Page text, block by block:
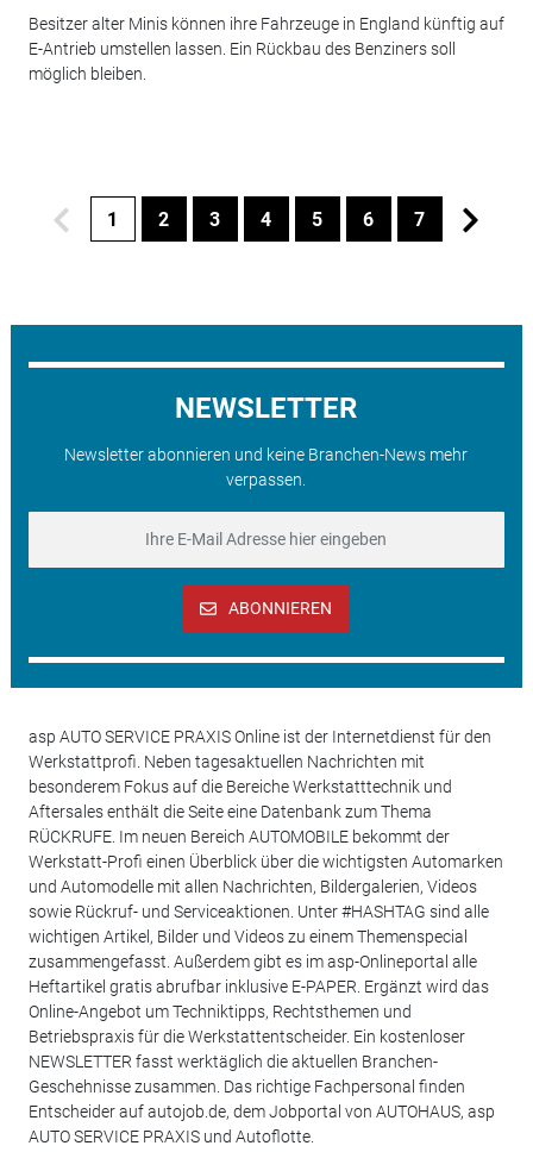
Besitzer alter Minis können ihre Fahrzeuge in England künftig auf
E-Antrieb umstellen lassen. Ein Rückbau des Benziners soll
möglich bleiben.
1 2 3 4 5 6 7
NEWSLETTER
Newsletter abonnieren und keine Branchen-News mehr
verpassen.
ABONNIEREN
asp AUTO SERVICE PRAXIS Online ist der Internetdienst für den
Werkstattprofi. Neben tagesaktuellen Nachrichten mit
besonderem Fokus auf die Bereiche Werkstatttechnik und
Aftersales enthält die Seite eine Datenbank zum Thema
RÜCKRUFE. Im neuen Bereich AUTOMOBILE bekommt der
Werkstatt-Profi einen Überblick über die wichtigsten Automarken
und Automodelle mit allen Nachrichten, Bildergalerien, Videos
sowie Rückruf- und Serviceaktionen. Unter #HASHTAG sind alle
wichtigen Artikel, Bilder und Videos zu einem Themenspecial
zusammengefasst. Außerdem gibt es im asp-Onlineportal alle
Heftartikel gratis abrufbar inklusive E-PAPER. Ergänzt wird das
Online-Angebot um Techniktipps, Rechtsthemen und
Betriebspraxis für die Werkstattentscheider. Ein kostenloser
NEWSLETTER fasst werktäglich die aktuellen Branchen-
Geschehnisse zusammen. Das richtige Fachpersonal finden
Entscheider auf autojob.de, dem Jobportal von AUTOHAUS, asp
AUTO SERVICE PRAXIS und Autoflotte.